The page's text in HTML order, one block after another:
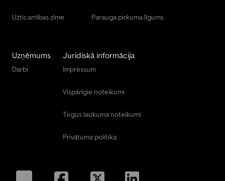
Uzticamības zīme Parauga pirkuma līgums
Uzņēmums
Darbi
Juridiskā informācija
Impressum
Vispārīgie noteikumi
Tirgus laukuma noteikumi
Privātuma politika